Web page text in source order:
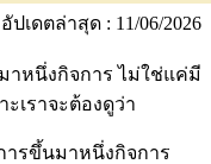
อัปเดตล่าสุด : 11/06/2026
าหนึ่งกิจการ ไม่ใช่แค่มี
เราจะต้องดูว่า
รขึ้นมาหนึ่งกิจการ